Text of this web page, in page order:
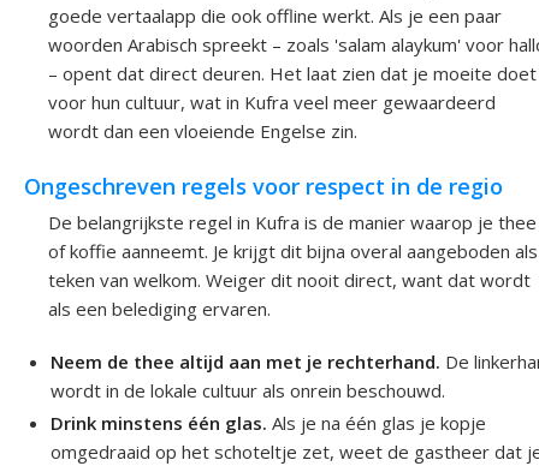
goede vertaalapp die ook offline werkt. Als je een paar
woorden Arabisch spreekt – zoals 'salam alaykum' voor
– opent dat direct deuren. Het laat zien dat je moeite doet
voor hun cultuur, wat in Kufra veel meer gewaardeerd
wordt dan een vloeiende Engelse zin.
Ongeschreven regels voor respect in de regio
De belangrijkste regel in Kufra is de manier waarop je thee
of koffie aanneemt. Je krijgt dit bijna overal aangeboden als
teken van welkom. Weiger dit nooit direct, want dat wordt
als een belediging ervaren.
Neem de thee altijd aan met je rechterhand. De
wordt in de lokale cultuur als onrein beschouwd.
Drink minstens één glas. Als je na één glas je kopje
omgedraaid op het schoteltje zet, weet de gastheer dat